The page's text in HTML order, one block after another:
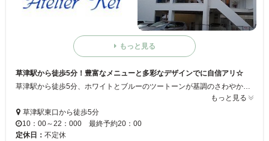
もっと見る
草津駅から徒歩5分！豊富なメニューと多彩なデザインでに自信アリ☆
もっと見る
草津駅東口から徒歩5分
10：00～22：000 最終予約20：00
定休日： 不定休